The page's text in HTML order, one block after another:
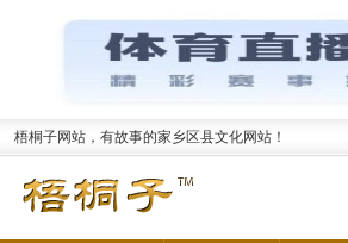
梧桐子网站，有故事的家乡区县文化网站！